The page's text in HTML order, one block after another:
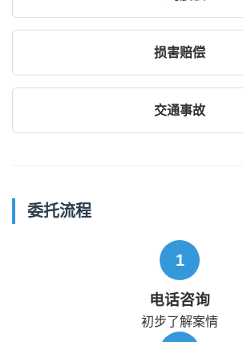
损害赔偿
交通事故
委托流程
1
电话咨询
初步了解案情